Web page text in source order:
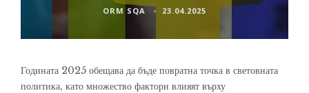
ORM SQA 23.04.2025
Годината 2025 обещава да бъде повратна точка в световната
политика, като множество фактори влияят върху